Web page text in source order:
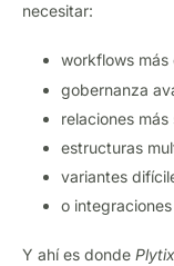
necesitar:
workflows más
gobernanza
relaciones
estructuras
variantes
o
Y ahí es donde Plytix